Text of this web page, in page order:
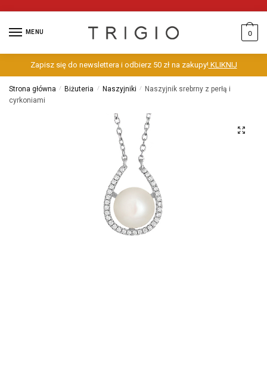
MENU 0
Zapisz się do newslettera i odbierz 50 zł na zakupy!KLIKNIJ
Strona główna / Biżuteria / Naszyjniki /
Naszyjnik srebrny z perłą i
cyrkoniami